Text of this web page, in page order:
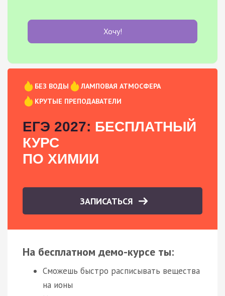
Хочу!
БЕЗ ВОДЫ
ЛАМПОВАЯ АТМОСФЕРА
КРУТЫЕ ПРЕПОДАВАТЕЛИ
ЕГЭ 2027: БЕСПЛАТНЫЙ
КУРС
ПО ХИМИИ
ЗАПИСАТЬСЯ
На бесплатном демо-курсе ты:
Сможешь быстро расписывать вещества
на ионы